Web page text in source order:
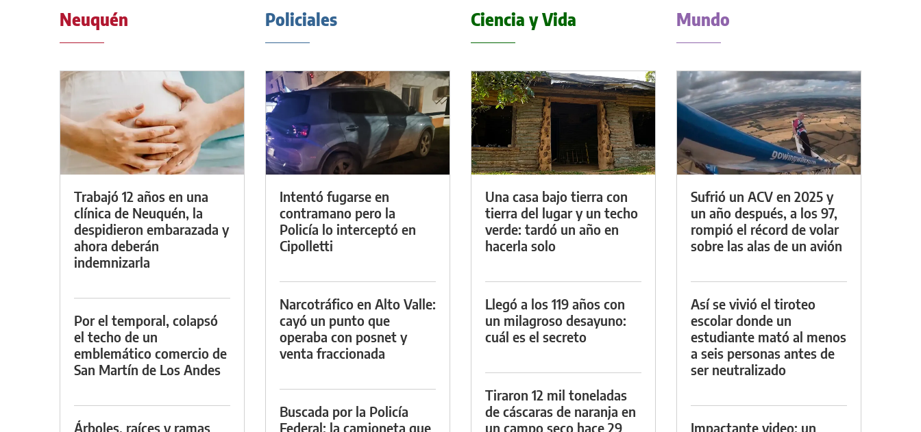
Neuquén
Trabajó 12 años en una
clínica de Neuquén, la
despidieron embarazada y
ahora deberán
indemnizarla
Por el temporal, colapsó
el techo de un
emblemático comercio de
San Martín de Los Andes
Árboles, raíces y ramas
Policiales
Intentó fugarse en
contramano pero la
Policía lo interceptó en
Cipolletti
Narcotráfico en Alto Valle:
cayó un punto que
operaba con posnet y
venta fraccionada
Buscada por la Policía
Federal: la camioneta que
Ciencia y Vida
Una casa bajo tierra con
tierra del lugar y un techo
verde: tardó un año en
hacerla solo
Llegó a los 119 años con
un milagroso desayuno:
cuál es el secreto
Tiraron 12 mil toneladas
de cáscaras de naranja en
un campo seco hace 29
Mundo
Sufrió un ACV en 2025 y
un año después, a los 97,
rompió el récord de volar
sobre las alas de un avión
Así se vivió el tiroteo
escolar donde un
estudiante mató al menos
a seis personas antes de
ser neutralizado
Impactante video: un